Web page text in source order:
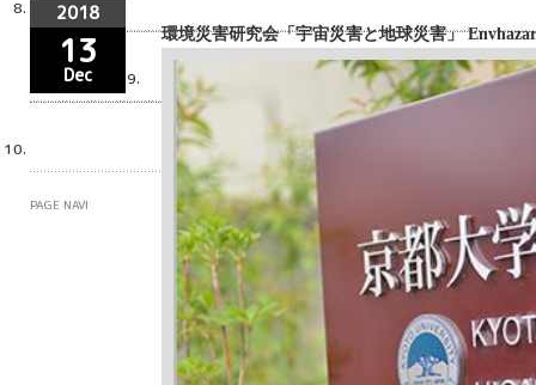
環境災害研究会「宇宙災害と地球災害」
2018
13
Dec
PAGE NAVI